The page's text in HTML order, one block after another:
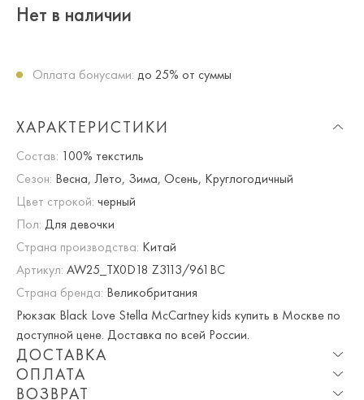
Нет в наличии
Оплата бонусами: до 25% от суммы
ХАРАКТЕРИСТИКИ
Состав: 100% текстиль
Сезон: Весна, Лето, Зима, Осень, Круглогодичный
Цвет строкой: черный
Пол: Для девочки
Страна производства: Китай
Артикул: AW25_TX0D18 Z3113/961BC
Страна бренда: Великобритания
Рюкзак Black Love Stella McCartney kids купить в Москве по
доступной цене. Доставка по всей России.
ДОСТАВКА
Опция частичная доставка и примерка доступна для
ОПЛАТА
ВОЗВРАТ